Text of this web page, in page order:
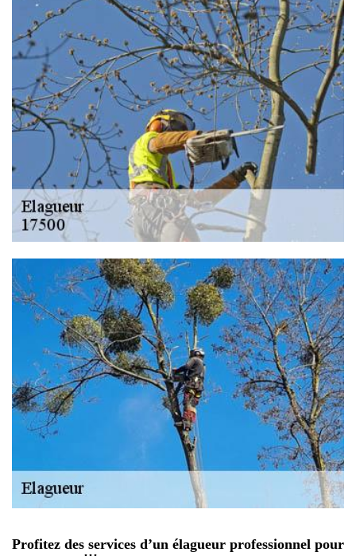
Profitez des services d’un élagueur professionnel pour